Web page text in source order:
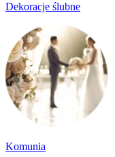
Dekoracje ślubne
Komunia